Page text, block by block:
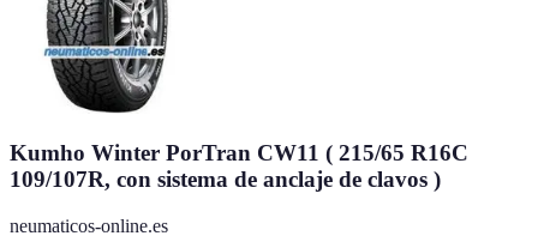
Kumho Winter PorTran CW11 ( 215/65 R16C
109/107R, con sistema de anclaje de clavos )
neumaticos-online.es